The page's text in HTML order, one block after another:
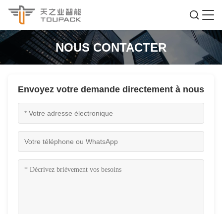
NOUS CONTACTER
Envoyez votre demande directement à nous